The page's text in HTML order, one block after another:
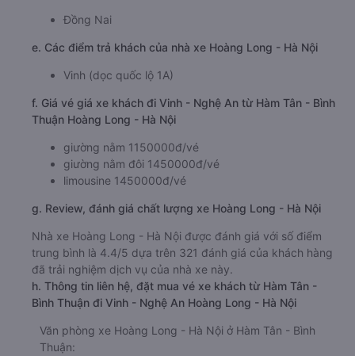
Đồng Nai
e. Các điểm trả khách của nhà xe Hoàng Long - Hà Nội
Vinh (dọc quốc lộ 1A)
f. Giá vé giá xe khách đi Vinh - Nghệ An từ Hàm Tân - Bình
Thuận Hoàng Long - Hà Nội
giường nằm 1150000đ/vé
giường nằm đôi 1450000đ/vé
limousine 1450000đ/vé
g. Review, đánh giá chất lượng xe Hoàng Long - Hà Nội
Nhà xe Hoàng Long - Hà Nội được đánh giá với số điểm
trung bình là 4.4/5 dựa trên 321 đánh giá của khách hàng
đã trải nghiệm dịch vụ của nhà xe này.
h. Thông tin liên hệ, đặt mua vé xe khách từ Hàm Tân -
Bình Thuận đi Vinh - Nghệ An Hoàng Long - Hà Nội
Văn phòng xe Hoàng Long - Hà Nội ở Hàm Tân - Bình
Thuận: